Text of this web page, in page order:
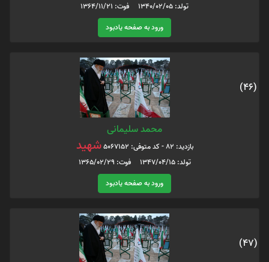
تولد: 1340/02/05 فوت: 1364/11/21
ورود به صفحه یادبود
(46)
محمد سلیمانی
بازدید: 82 - کد متوفی: 5067152 شهید
تولد: 1347/04/15 فوت: 1365/02/29
ورود به صفحه یادبود
(47)